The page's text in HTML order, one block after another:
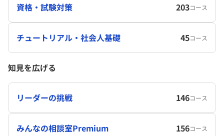
資格・試験対策 203コース
チュートリアル・社会人基礎 45コース
知見を広げる
リーダーの挑戦 146コース
みんなの相談室Premium 156コース